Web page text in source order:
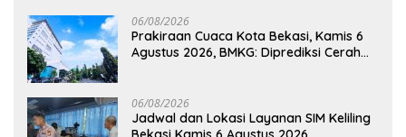
06/08/2026
Prakiraan Cuaca Kota Bekasi, Kamis 6
Agustus 2026, BMKG: Diprediksi Cerah
06/08/2026
Jadwal dan Lokasi Layanan SIM Keliling